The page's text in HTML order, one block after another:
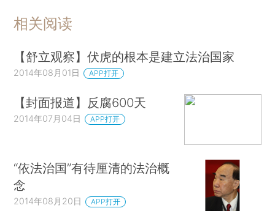
相关阅读
【舒立观察】伏虎的根本是建立法治国家
2014年08月01日 APP打开
【封面报道】反腐600天
2014年07月04日 APP打开
“依法治国”有待厘清的法治概
念
2014年08月20日 APP打开